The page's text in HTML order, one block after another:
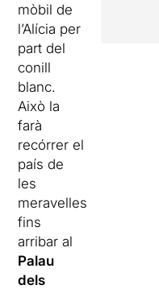
mòbil de
l’Alícia per
part del
conill
blanc.
Això la
farà
recórrer el
país de
les
meravelles
fins
arribar al
Palau
dels